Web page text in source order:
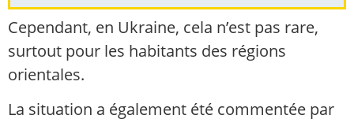
Cependant, en Ukraine, cela n’est pas rare,
surtout pour les habitants des régions
orientales.
La situation a également été commentée par